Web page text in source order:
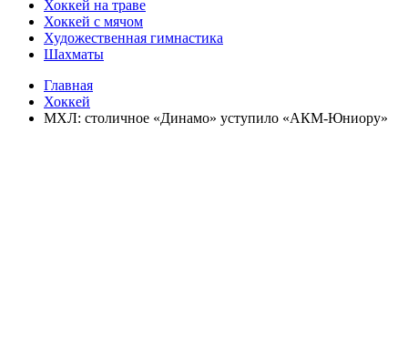
Хоккей на траве
Хоккей с мячом
Художественная гимнастика
Шахматы
Главная
Хоккей
МХЛ: столичное «Динамо» уступило «АКМ-Юниору»